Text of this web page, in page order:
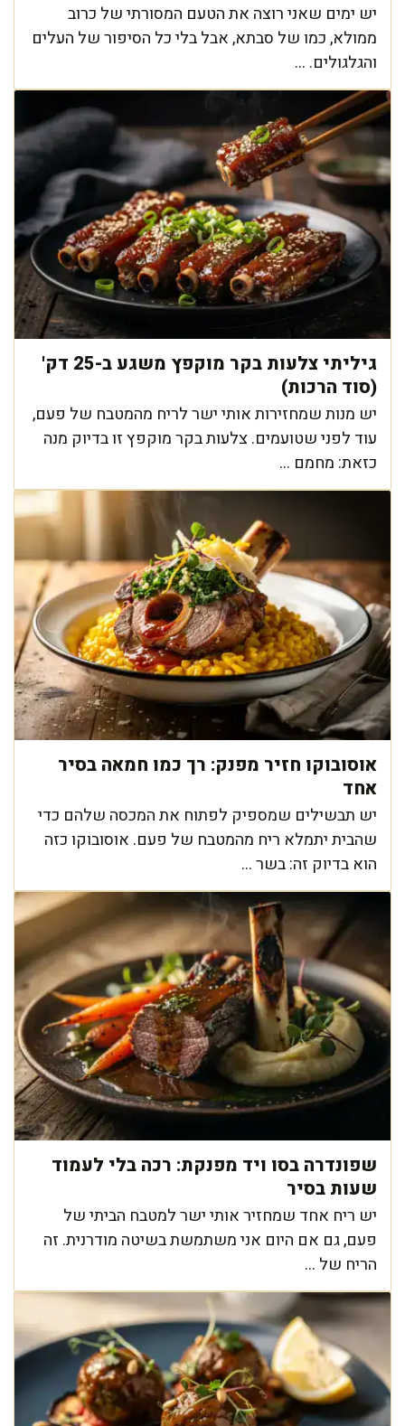
יש ימים שאני רוצה את הטעם המסורתי של כרוב
ממולא, כמו של סבתא, אבל בלי כל הסיפור של העלים
והגלגולים. ...
גיליתי צלעות בקר מוקפץ משגע ב-25 דק'
(סוד הרכות)
יש מנות שמחזירות אותי ישר לריח מהמטבח של פעם,
עוד לפני שטועמים. צלעות בקר מוקפץ זו בדיוק מנה
כזאת: מחמם ...
אוסובוקו חזיר מפנק: רך כמו חמאה בסיר
אחד
יש תבשילים שמספיק לפתוח את המכסה שלהם כדי
שהבית יתמלא ריח מהמטבח של פעם. אוסובוקו כזה
הוא בדיוק זה: בשר ...
שפונדרה בסו ויד מפנקת: רכה בלי לעמוד
שעות בסיר
יש ריח אחד שמחזיר אותי ישר למטבח הביתי של
פעם, גם אם היום אני משתמשת בשיטה מודרנית. זה
הריח של ...